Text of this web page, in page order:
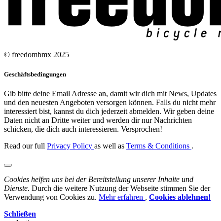
© freedombmx 2025
Geschäftsbedingungen
Gib bitte deine Email Adresse an, damit wir dich mit News, Updates
und den neuesten Angeboten versorgen können. Falls du nicht mehr
interessiert bist, kannst du dich jederzeit abmelden. Wir geben deine
Daten nicht an Dritte weiter und werden dir nur Nachrichten
schicken, die dich auch interessieren. Versprochen!
Read our full Privacy Policy as well as Terms & Conditions .
Cookies helfen uns bei der Bereitstellung unserer Inhalte und
Dienste. Durch die weitere Nutzung der Webseite stimmen Sie der
Verwendung von Cookies zu. Mehr erfahren , Cookies ablehnen!
Schließen